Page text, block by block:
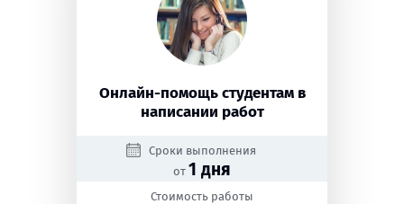
Онлайн-помощь студентам в
написании работ
Сроки выполнения
от 1 дня
Стоимость работы